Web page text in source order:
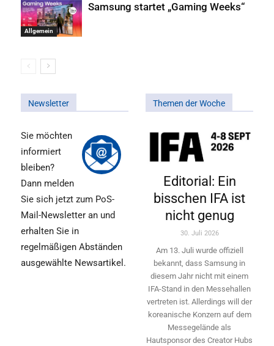
Allgemein
Samsung startet „Gaming Weeks“
Newsletter
Sie möchten
informiert
bleiben?
Dann melden
Sie sich jetzt zum PoS-
Mail-Newsletter an und
erhalten Sie in
regelmäßigen Abständen
ausgewählte Newsartikel.
Themen der Woche
Editorial: Ein
bisschen IFA ist
nicht genug
30. Juli 2026
Am 13. Juli wurde offiziell
bekannt, dass Samsung in
diesem Jahr nicht mit einem
IFA-Stand in den Messehallen
vertreten ist. Allerdings will ­der
koreanische Konzern auf dem
Messegelände als
Hautsponsor des Creator Hubs